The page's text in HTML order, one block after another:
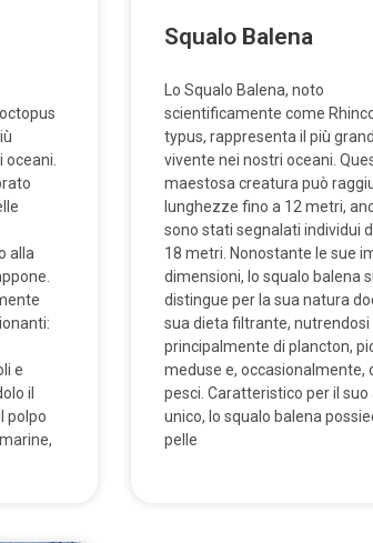
alla
e
il
polpo
Squalo Balena
Lo Squalo Balena, noto
scientificamente come
typus, rappresenta il più
vivente nei nostri oceani.
maestosa creatura può
lunghezze fino a 12 metri,
sono stati segnalati individui
18 metri. Nonostante le sue
dimensioni, lo squalo balena si
distingue per la sua natura
sua dieta filtrante, nutrendosi
principalmente di plancton,
meduse e, occasionalmente,
pesci. Caratteristico per il
unico, lo squalo balena
pelle